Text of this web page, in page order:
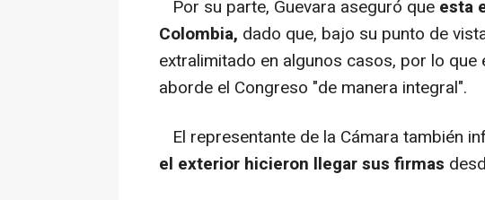
Por su parte, Guevara aseguró que esta
Colombia, dado que, bajo su punto de
extralimitado en algunos casos, por lo
aborde el Congreso "de manera integral".
El representante de la Cámara también
el exterior hicieron llegar sus firmas